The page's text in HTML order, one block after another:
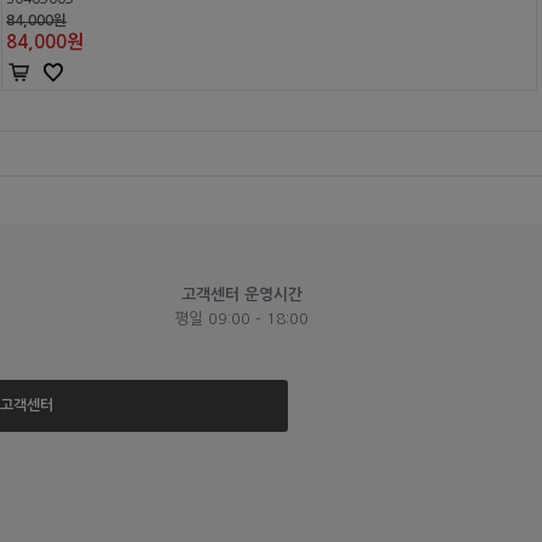
84,000원
84,000원
고객센터 운영시간
평일 09:00 - 18:00
고객센터